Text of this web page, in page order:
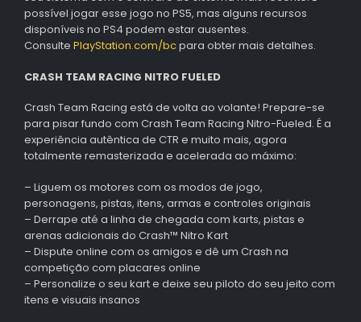
possível jogar esse jogo no PS5, mas alguns recursos
disponíveis no PS4 podem estar ausentes.
Consulte PlayStation.com/bcpara obter mais detalhes.
CRASH TEAM RACING NITRO FUELED
Crash Team Racing está de volta ao volante! Prepare-se
para pisar fundo com Crash Team Racing Nitro-Fueled. É a
experiência autêntica de CTR e muito mais, agora
totalmente remasterizada e acelerada ao máximo:
– Liguem os motores com os modos de jogo,
personagens, pistas, itens, armas e controles originais
– Derrape até a linha de chegada com karts, pistas e
arenas adicionais do Crash™ Nitro Kart
– Dispute online com os amigos e dê um Crash na
competição com placares online
– Personalize o seu kart e deixe seu piloto do seu jeito com
itens e visuais insanos